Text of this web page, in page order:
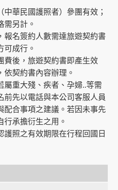
華民國護照者）參團有效；
需另計。
報名簽約人數需達旅遊契約書
可成行。
費後，旅遊契約書即產生效
依契約書內容辦理。
屬重大殘、疾者、孕婦..等需
前先以電話與本公司客服人員
配合事項之建議。若因未事先
行承擔衍生之用。
護照之有效期限在行程回國日